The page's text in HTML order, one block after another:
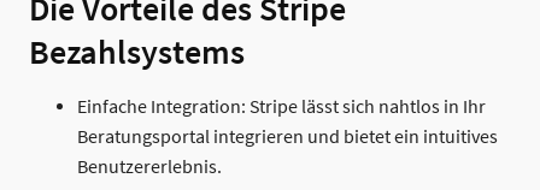
Die Vorteile des Stripe
Bezahlsystems
Einfache Integration: Stripe lässt sich nahtlos in Ihr
Beratungsportal integrieren und bietet ein intuitives
Benutzererlebnis.